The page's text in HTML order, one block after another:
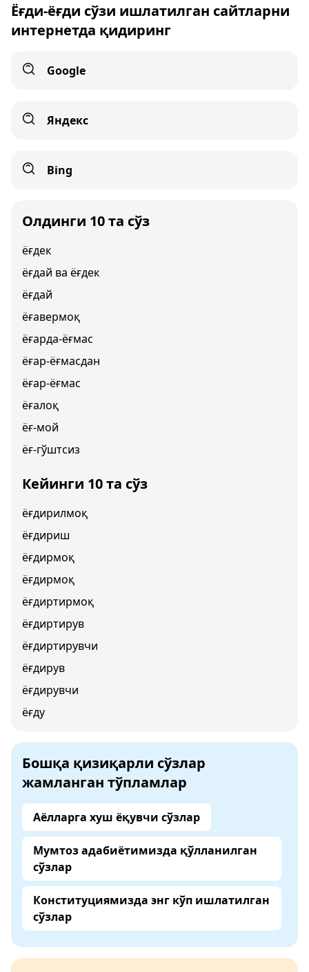
Ёғди-ёғди сўзи ишлатилган сайтларни
интернетда қидиринг
Google
Яндекс
Bing
Олдинги 10 та сўз
ёғдек
ёғдай ва ёғдек
ёғдай
ёғавермоқ
ёғарда-ёғмас
ёғар-ёғмасдан
ёғар-ёғмас
ёғалоқ
ёғ-мой
ёғ-гўштсиз
Кейинги 10 та сўз
ёғдирилмоқ
ёғдириш
ёғдирмоқ
ёғдирмоқ
ёғдиртирмоқ
ёғдиртирув
ёғдиртирувчи
ёғдирув
ёғдирувчи
ёғду
Бошқа қизиқарли сўзлар
жамланган тўпламлар
Аёлларга хуш ёқувчи сўзлар
Мумтоз адабиётимизда қўлланилган
сўзлар
Конституциямизда энг кўп ишлатилган
сўзлар